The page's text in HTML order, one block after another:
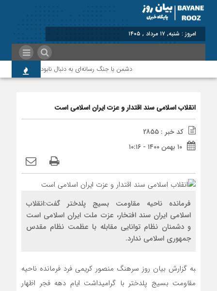
برابر با : Saturda
دشمن با جنگ رسانه‌ای به دنبال نابودی امید و
انقلاب اسلامی سند اقتدار و عزت ایران اسلامی است
کد خبر : 2855
۱۰ بهمن ۱۴۰۰ - ۱۰:۱۶
فرمانده ناحیه مقاومت بسیج پلدختر گفت:انقلاب
اسلامی ایران سند افتخار، عزت ملت ایران اسلامی است
و دشمنان نظام توانایی مقابله با عظمت نظام مقدس
جمهوری اسلامی ندارد.
‍به گزارش بیان روز سرهنگ منصور کریمی فرد فرمانده ناحیه
مقاومت بسیج پلدختر با گرامیداشت ایام دهه فجر اظهار